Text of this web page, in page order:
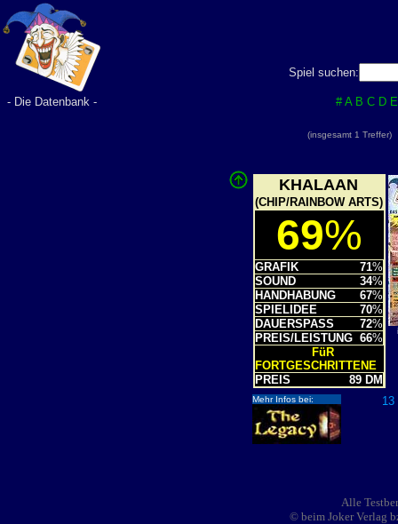
Spiel suchen:
# A B C D E
- Die Datenbank -
(insgesamt 1
KHALAAN
(CHIP/RAINBOW ARTS)
69%
GRAFIK 71%
SOUND
34%
HANDHABUNG
67%
SPIELIDEE
70%
DAUERSPASS
72%
PREIS/LEISTUNG66%
FüR
FORTGESCHRITTENE
PREIS
89 DM
Mehr Infos bei: 13
Alle
© beim Joker Verlag